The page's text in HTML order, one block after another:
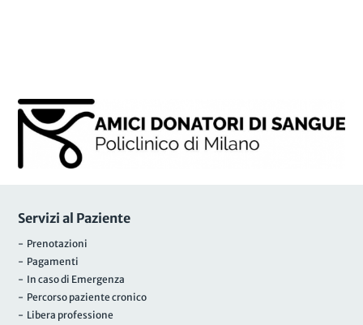
Servizi al Paziente
- Prenotazioni
- Pagamenti
- In caso di Emergenza
- Percorso paziente cronico
- Libera professione